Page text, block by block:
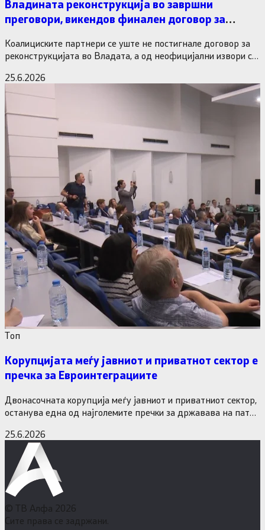
Владината реконструкција во завршни
преговори, викендов финален договор за
Коалициските партнери се уште не постигнале договор за
реконструкцијата во Владата, а од неофицијални извори се
25.6.2026
Tоп
Корупцијата меѓу јавниот и приватнот сектор е
пречка за Евроинтеграциите
Двонасочната корупција меѓу јавниот и приватниот сектор,
останува една од најголемите пречки за државава на патот
25.6.2026
© ТВ Алфа 2026
Сите права се задржани.